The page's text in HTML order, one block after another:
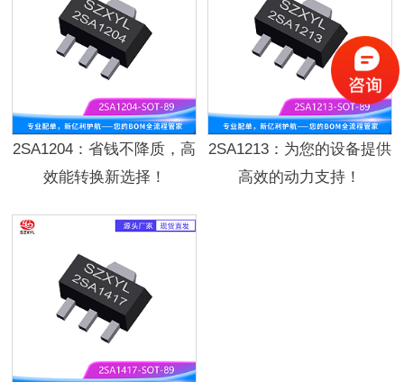
2SA1204：省钱不降质，高
效能转换新选择！
2SA1213：为您的设备提供
高效的动力支持！